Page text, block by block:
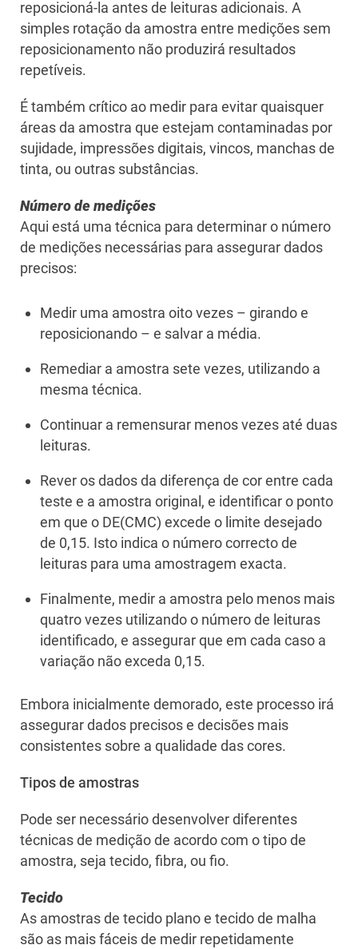
reposicioná-la antes de leituras adicionais. A
simples rotação da amostra entre medições sem
reposicionamento não produzirá resultados
repetíveis.
É também crítico ao medir para evitar quaisquer
áreas da amostra que estejam contaminadas por
sujidade, impressões digitais, vincos, manchas de
tinta, ou outras substâncias.
Número de medições
Aqui está uma técnica para determinar o número
de medições necessárias para assegurar dados
precisos:
Medir uma amostra oito vezes – girando e
reposicionando – e salvar a média.
Remediar a amostra sete vezes, utilizando a
mesma técnica.
Continuar a remensurar menos vezes até duas
leituras.
Rever os dados da diferença de cor entre cada
teste e a amostra original, e identificar o ponto
em que o DE(CMC) excede o limite desejado
de 0,15. Isto indica o número correcto de
leituras para uma amostragem exacta.
Finalmente, medir a amostra pelo menos mais
quatro vezes utilizando o número de leituras
identificado, e assegurar que em cada caso a
variação não exceda 0,15.
Embora inicialmente demorado, este processo irá
assegurar dados precisos e decisões mais
consistentes sobre a qualidade das cores.
Tipos de amostras
Pode ser necessário desenvolver diferentes
técnicas de medição de acordo com o tipo de
amostra, seja tecido, fibra, ou fio.
Tecido
As amostras de tecido plano e tecido de malha
são as mais fáceis de medir repetidamente